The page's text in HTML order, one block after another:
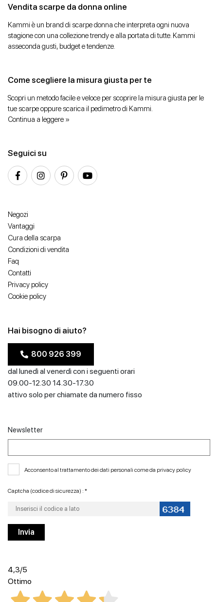
Vendita scarpe da donna online
Kammi è un brand di scarpe donna che interpreta ogni nuova
stagione con una collezione trendy e alla portata di tutte. Kammi
asseconda gusti, budget e tendenze.
Come scegliere la misura giusta per te
Scopri un metodo facile e veloce per scoprire la misura giusta per le
tue scarpe oppure scarica il pedimetro di Kammi.
Continua a leggere »
Seguici su
Negozi
Vantaggi
Cura della scarpa
Condizioni di vendita
Faq
Contatti
Privacy policy
Cookie policy
Hai bisogno di aiuto?
800 926 399
dal lunedì al venerdì con i seguenti orari
09.00-12.30 14.30-17.30
attivo solo per chiamate da numero fisso
Newsletter
Acconsento al trattamento dei dati personali come da privacy policy
Captcha (codice di sicurezza) : *
4,3/5
Ottimo